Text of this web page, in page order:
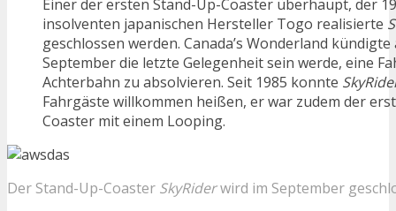
Einer der ersten Stand-Up-Coaster überhaupt, der
insolventen japanischen Hersteller Togo realisierte
geschlossen werden. Canada’s Wonderland kündigte
September die letzte Gelegenheit sein werde, eine
Achterbahn zu absolvieren. Seit 1985 konnte
Fahrgäste willkommen heißen, er war zudem der
Coaster mit einem Looping.
Der Stand-Up-Coaster SkyRiderwird im September